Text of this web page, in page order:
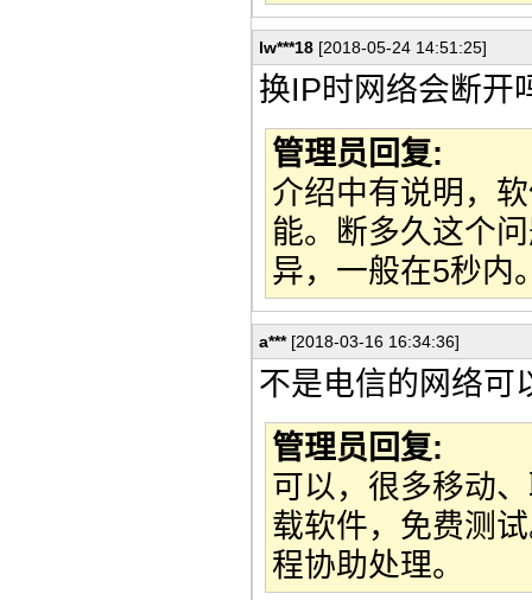
lw***18 [2018-05-24 14:51:25]
换IP时网络会断开
管理员回复:
介绍中有说明，
能。断多久这个
异，一般在5秒内
a***[2018-03-16 16:34:36]
不是电信的网络可
管理员回复:
可以，很多移动
载软件，免费测
程协助处理。